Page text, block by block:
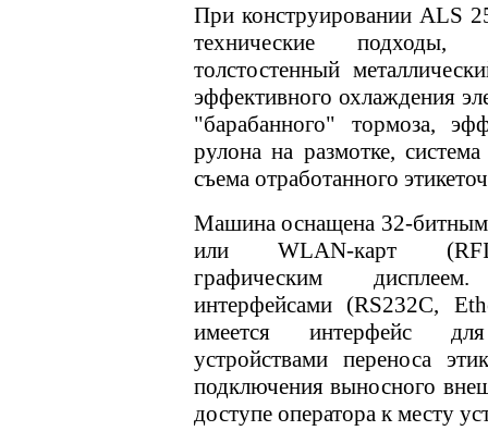
При конструировании ALS
технические
толстостенный
эффективного охлаждения
"барабанного" тормоза,
рулона на размотке,
съема отработанного
Машина оснащена 32-
или WLAN-карт
графическим
интерфейсами (RS232C,
имеется интерфейс
устройствами переноса
подключения выносного
доступе оператора к месту